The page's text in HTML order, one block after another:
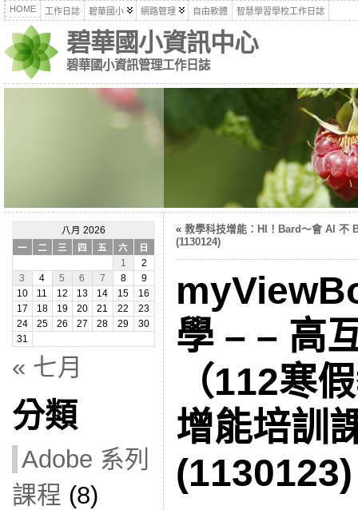
HOME 工作日誌 碧華國小 網路管理 自由軟體 智慧學習學校工作日誌
碧華國小資訊中心
碧華國小資訊管理工作日誌
八月 2026
一
二 三 四 五 六
日
1
2
3
4 5 6 7 8
9
10
11 12 13 14 15
16
17
18 19 20 21 22
23
24
25 26 27 28 29
30
31
« 七月
分類
Adobe 系列
課程 (8)
« 教學科技增能：HI！Bard～會 AI 不
(1130124)
學 – – 高
（112寒
增能培訓
(1130123)